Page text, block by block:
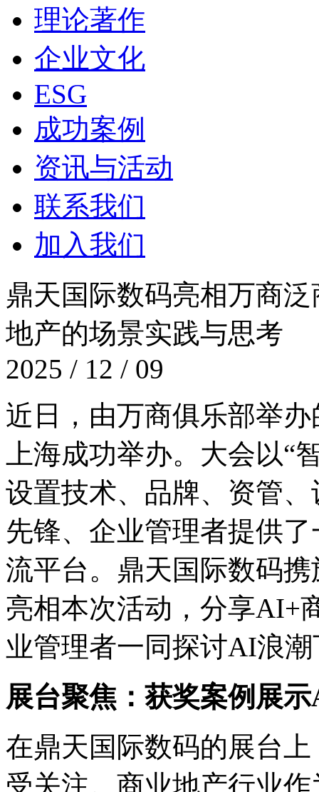
理论著作
企业文化
ESG
成功案例
资讯与活动
联系我们
加入我们
鼎天国际数码亮相万商泛
地产的场景实践与思考
2025 / 12 / 09
近日，由万商俱乐部
上海成功举办。大会以“
设置技术、品牌、资管
先锋、企业管理者提供
流平台。鼎天国际数码
亮相本次活动，分享AI+
业管理者一同探讨AI浪
展台聚焦：获奖案例展
在鼎天国际数码的展台上
受关注。商业地产行业